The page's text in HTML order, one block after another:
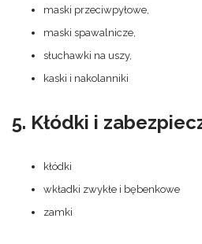
maski przeciwpyłowe,
maski spawalnicze,
słuchawki na uszy,
kaski i nakolanniki
5. Kłódki i
kłódki
wkładki zwykłe i bębenkowe
zamki